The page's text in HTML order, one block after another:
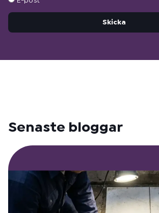
Skicka
Senaste bloggar